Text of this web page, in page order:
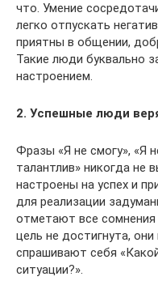
что. Умение
легко отпускать
приятны в общении,
Такие люди буквально
настроением.
2. Успешные люди
Фразы «Я не смогу», «Я
талантлив» никогда не
настроены на успех и
для реализации
отметают все сомнения
цель не достигнута,
спрашивают себя
ситуации?».